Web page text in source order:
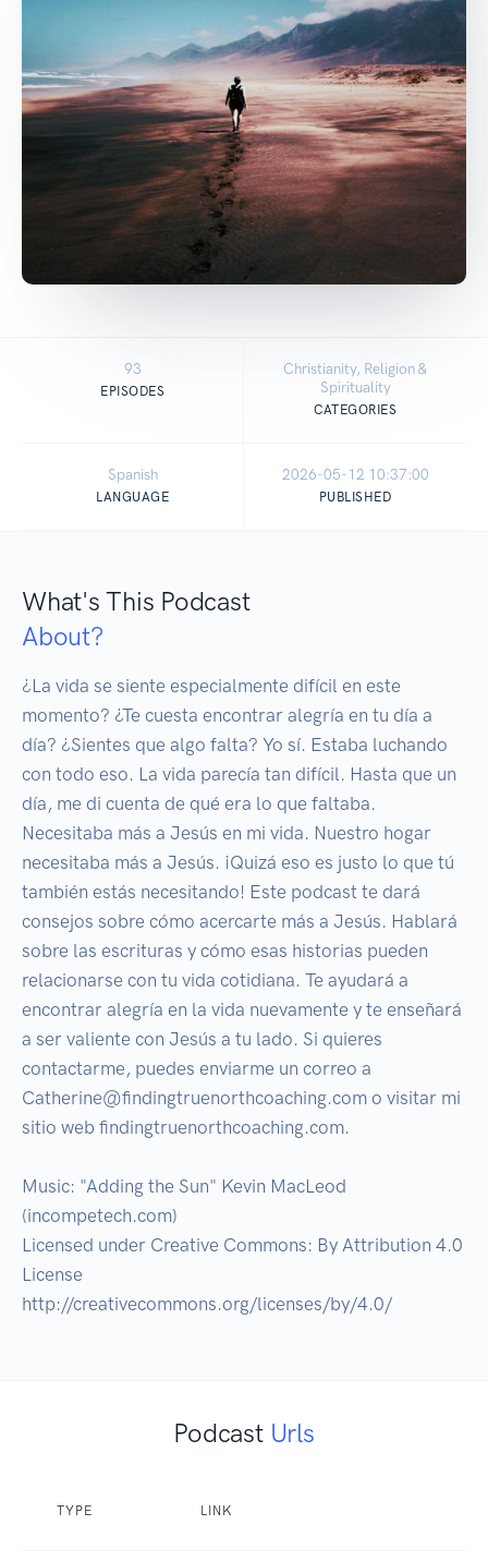
93
EPISODES
Christianity, Religion &
Spirituality
CATEGORIES
Spanish
LANGUAGE
2026-05-12 10:37:00
PUBLISHED
What's This Podcast
About?
¿La vida se siente especialmente difícil en este
momento? ¿Te cuesta encontrar alegría en tu día a
día? ¿Sientes que algo falta? Yo sí. Estaba luchando
con todo eso. La vida parecía tan difícil. Hasta que un
día, me di cuenta de qué era lo que faltaba.
Necesitaba más a Jesús en mi vida. Nuestro hogar
necesitaba más a Jesús. ¡Quizá eso es justo lo que tú
también estás necesitando! Este podcast te dará
consejos sobre cómo acercarte más a Jesús. Hablará
sobre las escrituras y cómo esas historias pueden
relacionarse con tu vida cotidiana. Te ayudará a
encontrar alegría en la vida nuevamente y te enseñará
a ser valiente con Jesús a tu lado. Si quieres
contactarme, puedes enviarme un correo a
Catherine@findingtruenorthcoaching.com o visitar mi
sitio web findingtruenorthcoaching.com.
Music: "Adding the Sun" Kevin MacLeod
(incompetech.com)
Licensed under Creative Commons: By Attribution 4.0
License
http://creativecommons.org/licenses/by/4.0/
Podcast Urls
TYPE LINK